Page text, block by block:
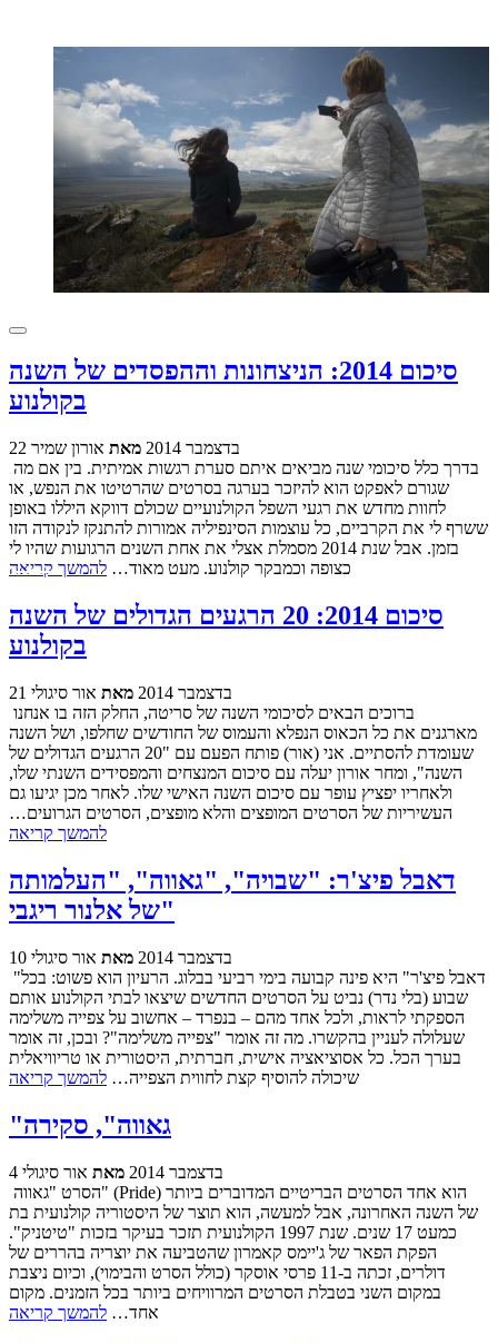
סיכום 2014: הניצחונות וההפסדים של השנה
בקולנוע
22 בדצמבר 2014 מאת אורון שמיר
שגורם לאפקט הוא להיזכר בערגה בסרטים שהרטיטו את הנפש, או
לחוות מחדש את רגעי השפל הקולנועיים שכולם דווקא היללו באופן
ששרף לי את הקרביים, כל עוצמות הסינפיליה אמורות להתנקז לנקודה הזו
בזמן. אבל שנת 2014 מסמלת אצלי את אחת השנים הרגועות שהיו לי
כצופה וכמבקר קולנוע. מעט מאוד… להמשך קריאה
סיכום 2014: 20 הרגעים הגדולים של השנה
בקולנוע
21 בדצמבר 2014 מאת אור סיגולי
מארגנים את כל הכאוס הנפלא והעמוס של החודשים שחלפו, ושל השנה
שעומדת להסתיים. אני (אור) פותח הפעם עם "20 הרגעים הגדולים של
השנה", ומחר אורון יעלה עם סיכום המנצחים והמפסידים השנתי שלו,
ולאחריו יפציץ עופר עם סיכום השנה האישי שלו. לאחר מכן יגיעו גם
העשיריות של הסרטים המופצים והלא מופצים, הסרטים הגרועים…
להמשך קריאה
דאבל פיצ'ר: "שבויה", "גאווה", "העלמותה
של אלנור ריגבי"
10 בדצמבר 2014 מאת אור סיגולי
"דאבל פיצ'ר" היא פינה קבועה בימי רביעי בבלוג. הרעיון הוא פשוט: בכל
שבוע (בלי נדר) נביט על הסרטים החדשים שיצאו לבתי הקולנוע אותם
הספקתי לראות, ולכל אחד מהם – בנפרד – אחשוב על צפייה משלימה
שעלולה לעניין בהקשרו. מה זה אומר "צפייה משלימה"? ובכן, זה אומר
בערך הכל. כל אסוציאציה אישית, חברתית, היסטורית או טריוויאלית
שיכולה להוסיף קצת לחווית הצפייה… להמשך קריאה
"גאווה", סקירה
4 בדצמבר 2014 מאת אור סיגולי
של השנה האחרונה, אבל למעשה, הוא תוצר של היסטוריה קולנועית בת
כמעט 17 שנים. שנת 1997 הקולנועית תזכר בעיקר בזכות "טיטניק".
הפקת הפאר של ג'יימס קאמרון שהטביעה את יוצריה בהררים של
דולרים, זכתה ב-11 פרסי אוסקר (כולל הסרט והבימוי), וכיום ניצבת
במקום השני בטבלת הסרטים המרוויחים ביותר בכל הזמנים. מקום
אחד… להמשך קריאה